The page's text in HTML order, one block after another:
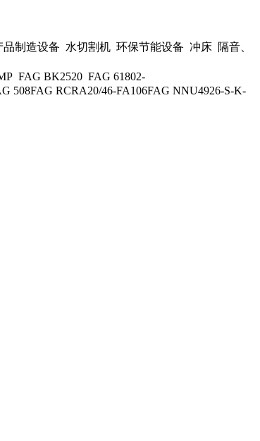
制造设备 水切割机 环保节能设备 冲床 隔音、
FAG BK2520 FAG 61802-
508FAG RCRA20/46-FA106FAG NNU4926-S-K-